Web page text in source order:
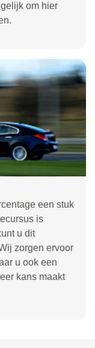
om hier
een stuk
is
u dit
zorgen ervoor
u ook een
kans maakt